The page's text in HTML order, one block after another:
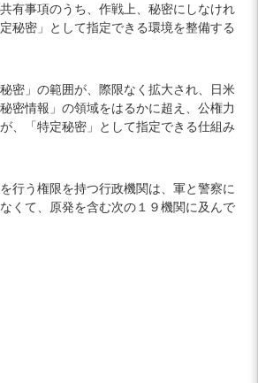
有事項のうち、作戦上、秘密にしなけれ
秘密」として指定できる環境を整備する
密」の範囲が、際限なく拡大され、日米
密情報」の領域をはるかに超え、公権力
、「特定秘密」として指定できる仕組み
行う権限を持つ行政機関は、軍と警察に
くて、原発を含む次の１９機関に及んで